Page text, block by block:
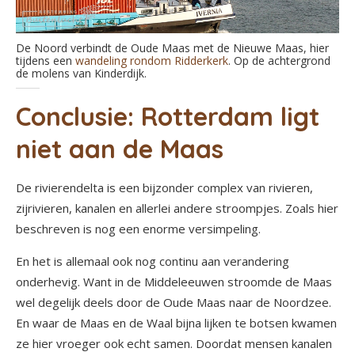
De Noord verbindt de Oude Maas met de Nieuwe Maas, hier
tijdens een wandeling rondom Ridderkerk. Op de achtergrond
de molens van Kinderdijk.
Conclusie: Rotterdam ligt
niet aan de Maas
De rivierendelta is een bijzonder complex van rivieren,
zijrivieren, kanalen en allerlei andere stroompjes. Zoals hier
beschreven is nog een enorme versimpeling.
En het is allemaal ook nog continu aan verandering
onderhevig. Want in de Middeleeuwen stroomde de Maas
wel degelijk deels door de Oude Maas naar de Noordzee.
En waar de Maas en de Waal bijna lijken te botsen kwamen
ze hier vroeger ook echt samen. Doordat mensen kanalen